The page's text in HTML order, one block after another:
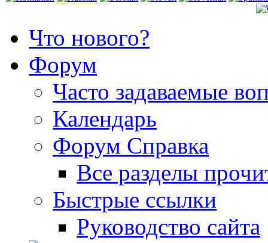
Что нового?
Форум
Часто задаваемые
Календарь
Форум Справка
Все разделы
Быстрые ссылки
Руководство сайта